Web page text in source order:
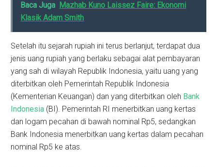
Baca Juga
Mazhab Kuno Laissez Faire: Ekonomi
Klasik Adam Smith
Setelah itu sejarah rupiah ini terus berlanjut, terdapat dua
jenis uang rupiah yang berlaku sebagai alat pembayaran
yang sah di wilayah Republik Indonesia, yaitu uang yang
diterbitkan oleh Pemerintah Republik Indonesia
(Kementerian Keuangan) dan yang diterbitkan oleh Bank
Indonesia (BI). Pemerintah RI menerbitkan uang kertas
dan logam pecahan di bawah nominal Rp5, sedangkan
Bank Indonesia menerbitkan uang kertas dalam pecahan
nominal Rp5 ke atas.